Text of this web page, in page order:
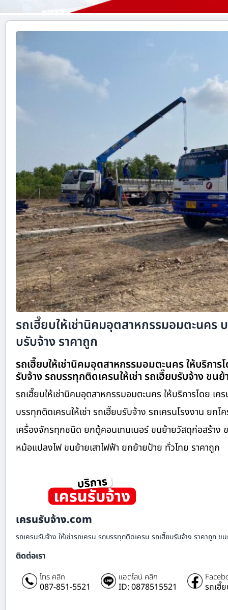
รถเฮี๊ยบให้เช่านิคมอุตสาหกรรมอมตะนคร
บรับจ้าง ราคาถูก
รถเฮี๊ยบให้เช่านิคมอุตสาหกรรมอมตะนคร ให้บริการ
รับจ้าง รถบรรทุกติดเครนให้เช่า รถเฮี๊ยบรับจ้าง ขน
รถเฮี๊ยบให้เช่านิคมอุตสาหกรรมอมตะนคร ให้บริการโดย เ
บรรทุกติดเครนให้เช่า รถเฮี๊ยบรับจ้าง รถเครนโรงงาน ยก
เครื่องจักรทุกชนิด ยกตู้คอนเทนเนอร์ ขนย้ายวัสดุก่อสร้าง
หม้อแปลงไฟ ขนย้ายเสาไฟฟ้า ยกย้ายป้าย ทั่วไทย ราคาถูก
เครนรับจ้าง.com
รถเครนรับจ้าง ให้เช่ารถเครน รถบรรทุกติดเครน รถเฮี๊ยบรับจ้าง ราคาถูก
ติดต่อเรา
โทร คลิก
087-851-5521
แอดไลน์ คลิก
ID: 0878515521 รถเฮี๊